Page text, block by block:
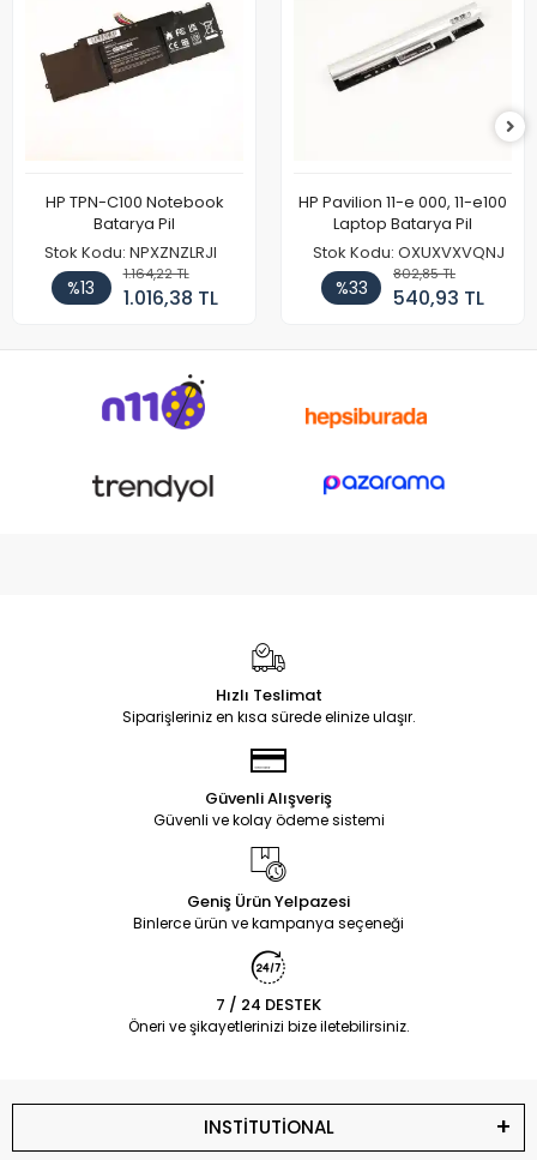
HP TPN-C100 Notebook
Batarya Pil
Stok Kodu: NPXZNZLRJI
%13
1.164,22 TL
1.016,38 TL
HP Pavilion 11-e 000, 11-e100
Laptop Batarya Pil
Stok Kodu: OXUXVXVQNJ
%33
802,85 TL
540,93 TL
Hızlı Teslimat
Siparişleriniz en kısa sürede elinize ulaşır.
Güvenli Alışveriş
Güvenli ve kolay ödeme sistemi
Geniş Ürün Yelpazesi
Binlerce ürün ve kampanya seçeneği
7 / 24 DESTEK
Öneri ve şikayetlerinizi bize iletebilirsiniz.
INSTİTUTİONAL